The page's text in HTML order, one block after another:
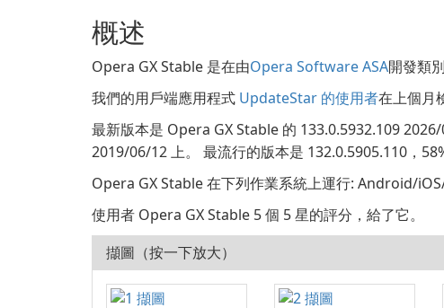
概述
Opera GX Stable 是在由Opera Software ASA開發類
我們的用戶端應用程式 UpdateStar 的使用者在上個月
最新版本是 Opera GX Stable 的 133.0.5932.109
2019/06/12 上。 最流行的版本是 132.0.5905.110，
Opera GX Stable 在下列作業系統上運行: Android/
使用者 Opera GX Stable 5 個 5 星的評分，給了它。
擷圖（按一下放大）